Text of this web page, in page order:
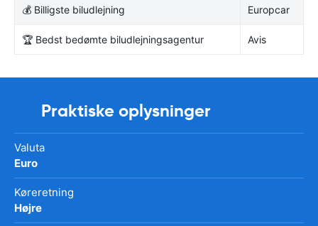
💰 Billigste biludlejning Europcar
🏆 Bedst bedømte biludlejningsagentur Avis
Praktiske oplysninger
Valuta
Euro
Køreretning
Højre